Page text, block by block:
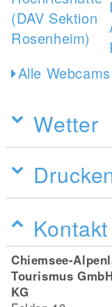
Alle Webcams
Wetter
Kontakt
Chiemsee-
Tourismus
KG